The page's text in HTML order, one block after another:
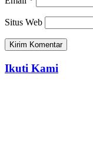
Situs Web
Ikuti Kami